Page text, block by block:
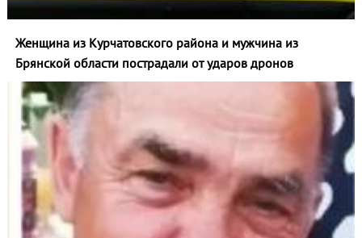
Женщина из Курчатовского района и мужчина из
Брянской области пострадали от ударов дронов